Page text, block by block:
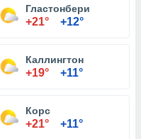
Гластонбери
+21° +12°
Каллингтон
+19° +11°
Корс
+21° +11°